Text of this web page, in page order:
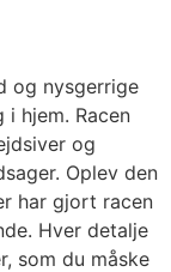
og nysgerrige
hjem. Racen
og
Oplev den
har gjort racen
Hver detalje
som du måske